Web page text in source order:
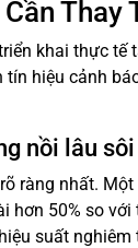
khai thực tế
tín hiệu cảnh
nồi lâu
ràng nhất.
hơn 50% so
suất nghiêm